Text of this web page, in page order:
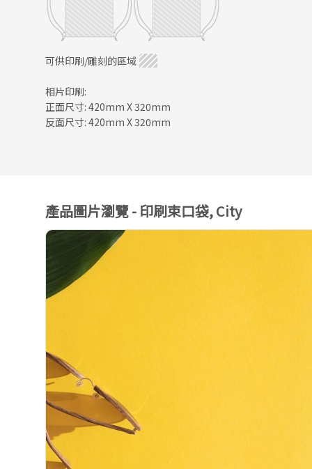
可供印刷/雕刻的區域
相片印刷:
正面尺寸: 420mm X 320mm
反面尺寸: 420mm X 320mm
產品圖片瀏覽 - 印刷束口袋, City